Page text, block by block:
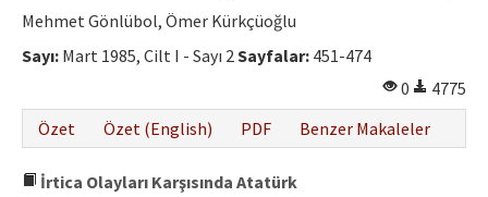
Mehmet Gönlübol, Ömer Kürkçüoğlu
Sayı: Mart 1985, Cilt I - Sayı 2Sayfalar: 451-474
0
4775
Özet
Özet (English) PDF Benzer Makaleler
İrtica Olayları Karşısında Atatürk